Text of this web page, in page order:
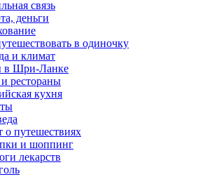
связь
деньги
в одиночку
и климат
в Шри-Ланке
рестораны
кухня
о путешествиях
и шоппинг
лекарств